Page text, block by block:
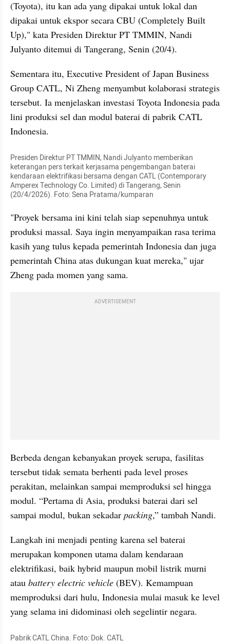
(Toyota), itu kan ada yang dipakai untuk lokal dan
dipakai untuk ekspor secara CBU (Completely Built
Up)," kata Presiden Direktur PT TMMIN, Nandi
Julyanto ditemui di Tangerang, Senin (20/4).
Sementara itu, Executive President of Japan Business
Group CATL, Ni Zheng menyambut kolaborasi strategis
tersebut. Ia menjelaskan investasi Toyota Indonesia pada
lini produksi sel dan modul baterai di pabrik CATL
Indonesia.
Presiden Direktur PT TMMIN, Nandi Julyanto memberikan
keterangan pers terkait kerjasama pengembangan baterai
kendaraan elektrifikasi bersama dengan CATL (Contemporary
Amperex Technology Co. Limited) di Tangerang, Senin
(20/4/2026). Foto: Sena Pratama/kumparan
"Proyek bersama ini kini telah siap sepenuhnya untuk
produksi massal. Saya ingin menyampaikan rasa terima
kasih yang tulus kepada pemerintah Indonesia dan juga
pemerintah China atas dukungan kuat mereka," ujar
Zheng pada momen yang sama.
ADVERTISEMENT
Berbeda dengan kebanyakan proyek serupa, fasilitas
tersebut tidak semata berhenti pada level proses
perakitan, melainkan sampai memproduksi sel hingga
modul. “Pertama di Asia, produksi baterai dari sel
sampai modul, bukan sekadar packing,” tambah Nandi.
Langkah ini menjadi penting karena sel baterai
merupakan komponen utama dalam kendaraan
elektrifikasi, baik hybrid maupun mobil listrik murni
atau battery electric vehicle (BEV). Kemampuan
memproduksi dari hulu, Indonesia mulai masuk ke level
yang selama ini didominasi oleh segelintir negara.
Pabrik CATL China. Foto: Dok. CATL